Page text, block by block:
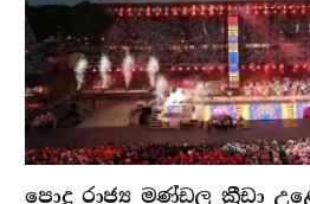
පොදු රාජ්‍ය මණ්ඩල ක්‍රීඩා